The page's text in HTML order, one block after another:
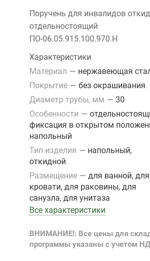
Поручень для инвалидов
отдельностоящий
ПО-06.05.915.100.970.Н
Характеристики
Материал — нержавеющая
Покрытие — без окрашивания
Диаметр трубы, мм — 30
Особенности —
фиксация в открытом
напольный
Тип изделия — напольный,
откидной
Размещение — для ванной, для
кровати, для раковины, для
санузла, для унитаза
Все характеристики
ВНИМАНИЕ!: Все цены для
программы указаны с учетом